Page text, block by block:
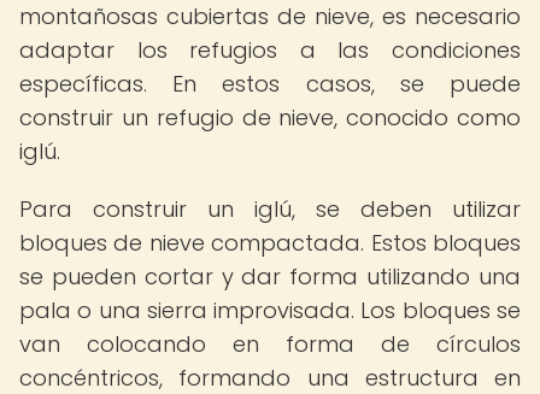
montañosas cubiertas de nieve, es necesario
adaptar los refugios a las condiciones
específicas. En estos casos, se puede
construir un refugio de nieve, conocido como
iglú.
Para construir un iglú, se deben utilizar
bloques de nieve compactada. Estos bloques
se pueden cortar y dar forma utilizando una
pala o una sierra improvisada. Los bloques se
van colocando en forma de círculos
concéntricos, formando una estructura en